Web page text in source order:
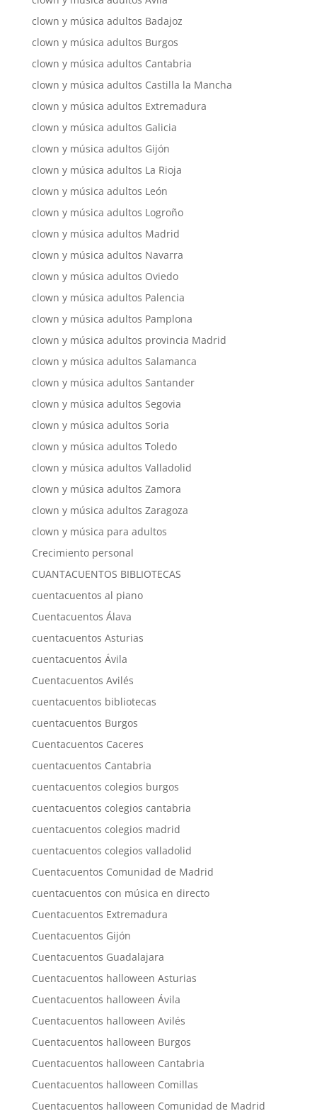
clown y música adultos Badajoz
clown y música adultos Burgos
clown y música adultos Cantabria
clown y música adultos Castilla la Mancha
clown y música adultos Extremadura
clown y música adultos Galicia
clown y música adultos Gijón
clown y música adultos La Rioja
clown y música adultos León
clown y música adultos Logroño
clown y música adultos Madrid
clown y música adultos Navarra
clown y música adultos Oviedo
clown y música adultos Palencia
clown y música adultos Pamplona
clown y música adultos provincia Madrid
clown y música adultos Salamanca
clown y música adultos Santander
clown y música adultos Segovia
clown y música adultos Soria
clown y música adultos Toledo
clown y música adultos Valladolid
clown y música adultos Zamora
clown y música adultos Zaragoza
clown y música para adultos
Crecimiento personal
CUANTACUENTOS BIBLIOTECAS
cuentacuentos al piano
Cuentacuentos Álava
cuentacuentos Asturias
cuentacuentos Ávila
Cuentacuentos Avilés
cuentacuentos bibliotecas
cuentacuentos Burgos
Cuentacuentos Caceres
cuentacuentos Cantabria
cuentacuentos colegios burgos
cuentacuentos colegios cantabria
cuentacuentos colegios madrid
cuentacuentos colegios valladolid
Cuentacuentos Comunidad de Madrid
cuentacuentos con música en directo
Cuentacuentos Extremadura
Cuentacuentos Gijón
Cuentacuentos Guadalajara
Cuentacuentos halloween Asturias
Cuentacuentos halloween Ávila
Cuentacuentos halloween Avilés
Cuentacuentos halloween Burgos
Cuentacuentos halloween Cantabria
Cuentacuentos halloween Comillas
Cuentacuentos halloween Comunidad de Madrid